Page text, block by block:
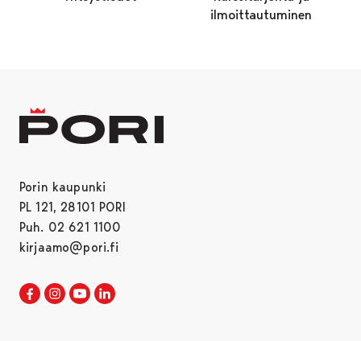
ilmoittautuminen
Porin kaupunki
PL 121, 28101 PORI
Puh. 02 621 1100
kirjaamo@pori.fi
Porin kaupunki Facebookissa
Avautuu uudessa välilehdessä
Porin kaupunki Instagramissa
Avautuu uudessa välilehdessä
Porin kaupunki Youtubessa
Avautuu uudessa välilehdessä